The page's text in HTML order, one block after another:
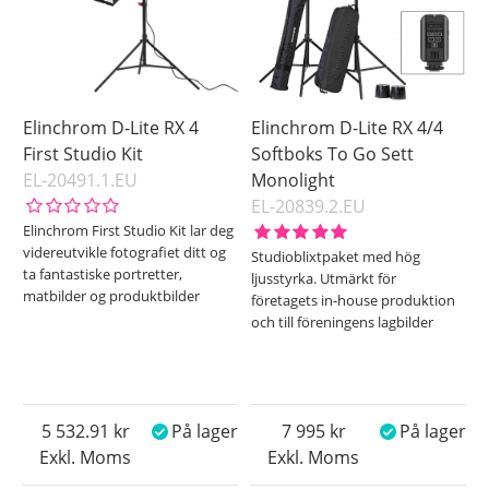
spretter mot. Velg mellom en standard paraply
som sprer lyset bredt og jevnt eller en paraply med
dyp form som gir et noe mer rettet lys.
Elinchrom D-Lite RX 4
First Studio Kit
EL-20491.1.EU
Elinchrom First Studio Kit lar deg
videreutvikle fotografiet ditt og
ta fantastiske portretter,
matbilder og produktbilder
Exkl. Moms
5 532.91 På lager
Elinchrom D-Lite RX 4/4
Softboks To Go Sett
Monolight
EL-20839.2.EU
Studioblixtpaket med hög
ljusstyrka. Utmärkt för
företagets in-house produktion
och till föreningens lagbilder
Exkl. Moms
7 995 På lager